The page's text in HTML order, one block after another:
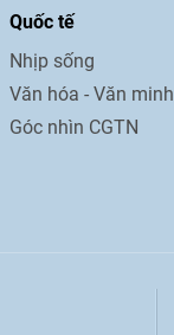
Quốc tế
Nhịp sống
Văn hóa - Văn minh
Góc nhìn CGTN